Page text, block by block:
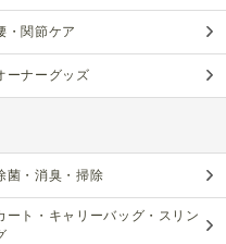
・関節ケア
ーナーグッズ
菌・消臭・掃除
ート・キャリーバッグ・スリン